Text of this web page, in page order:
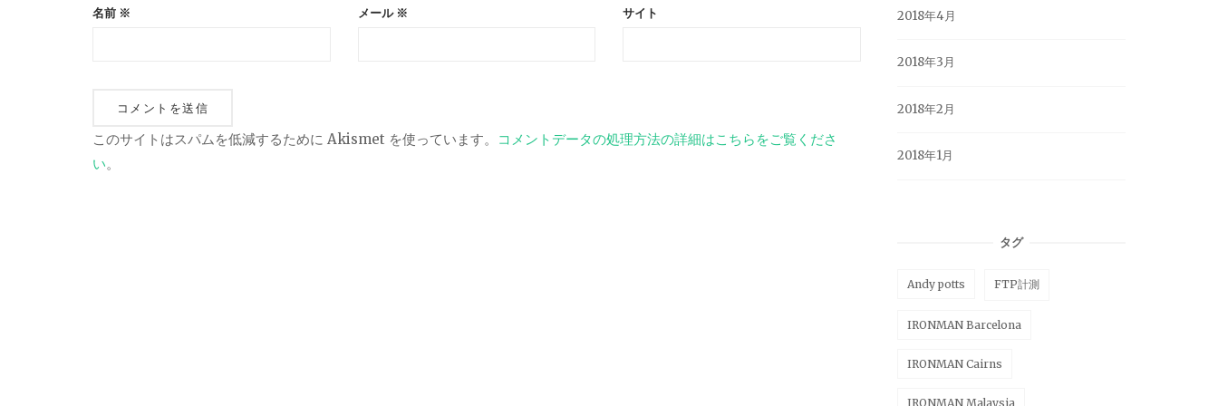
名前 ※ メール ※ サイト
このサイトはスパムを低減するために Akismet を使っています。
コメントデータの処理方法の詳細はこちらをご覧くださ
い。
2018年4月
2018年3月
2018年2月
2018年1月
タグ
Andy potts FTP計測
IRONMAN Barcelona
IRONMAN Cairns
IRONMAN Malaysia